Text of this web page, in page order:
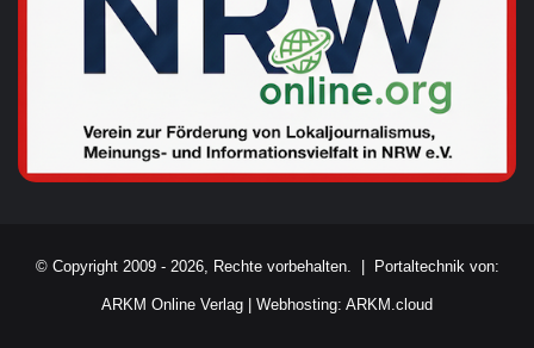
© Copyright 2009 - 2026, Rechte vorbehalten. | Portaltechnik von:
ARKM Online Verlag Webhosting: ARKM.cloud